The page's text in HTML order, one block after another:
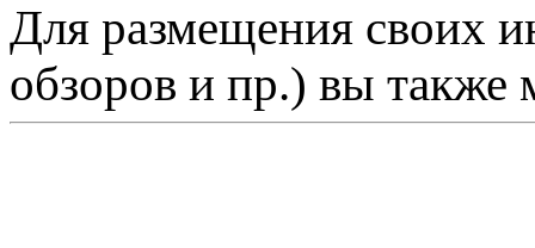
Для размещения своих
обзоров и пр.) вы также